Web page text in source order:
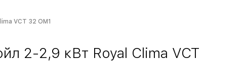
VCT 32 OM1
2-2,9 кВт Royal Clima VCT